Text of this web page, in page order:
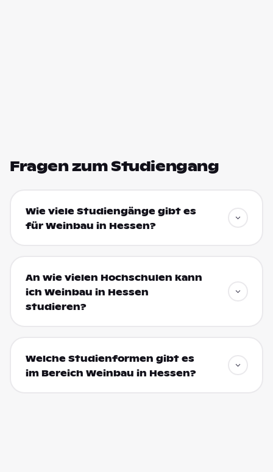
Fragen zum Studiengang
Wie viele Studiengänge gibt es
für Weinbau in Hessen?
An wie vielen Hochschulen kann
ich Weinbau in Hessen
studieren?
Welche Studienformen gibt es
im Bereich Weinbau in Hessen?